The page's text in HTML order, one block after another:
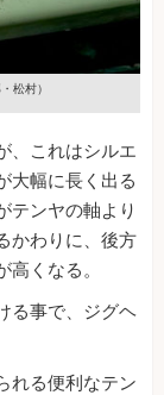
松村）
、これはシルエ
大幅に長く出る
テンヤの軸より
かわりに、後方
くなる。
る事で、ジグヘ
れる便利なテン